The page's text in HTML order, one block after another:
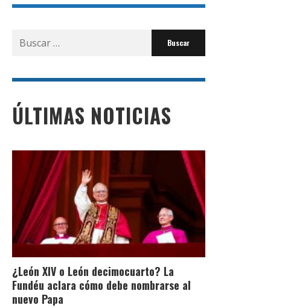
Buscar
por:
ÚLTIMAS NOTICIAS
¿León XIV o León decimocuarto? La
Fundéu aclara cómo debe nombrarse al
nuevo Papa